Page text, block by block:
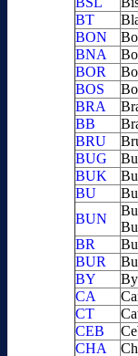
BT
BON
BNA
BOR
BOS
BRA
BB
BRU
BUG
BUK
BU
BUN
BR
BUR
BY
CA
CT
CEB
CHA